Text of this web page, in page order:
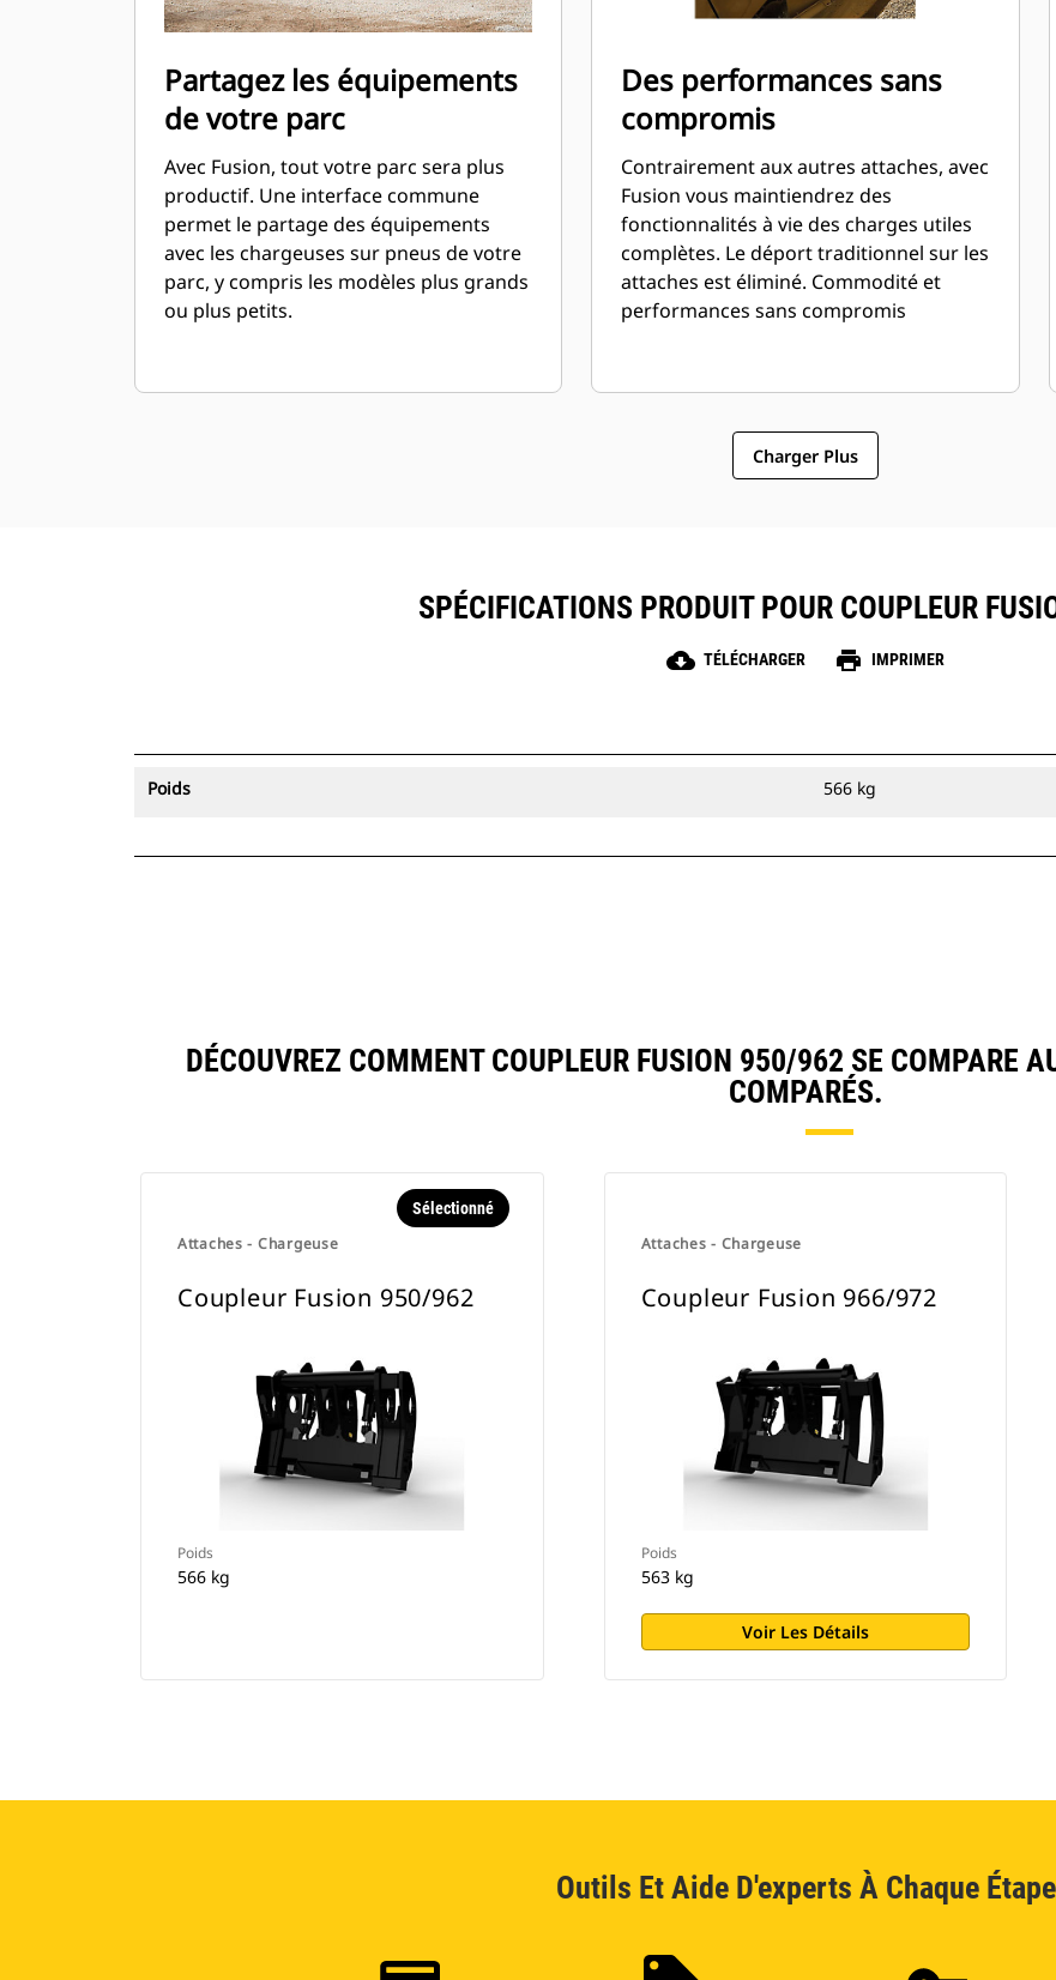
Partagez les équipements
de votre parc
Avec Fusion, tout votre parc sera plus
productif. Une interface commune
permet le partage des équipements
avec les chargeuses sur pneus de votre
parc, y compris les modèles plus grands
ou plus petits.
Des performances sans
compromis
Contrairement aux autres attaches, avec
Fusion vous maintiendrez des
fonctionnalités à vie des charges utiles
complètes. Le déport traditionnel sur les
attaches est éliminé. Commodité et
performances sans compromis
Charger Plus
SPÉCIFICATIONS PRODUIT POUR COUPLEUR
cloud_download TÉLÉCHARGER print IMPRIMER
Poids 566 kg
DÉCOUVREZ COMMENT COUPLEUR FUSION 950/962 SE COMPARE
COMPARÉS.
Attaches - Chargeuse
Sélectionné
Coupleur Fusion 950/962
Poids
566 kg
Attaches - Chargeuse
Coupleur Fusion 966/972
Poids
563 kg
Voir Les Détails
Outils Et Aide D'experts À Chaque Étape